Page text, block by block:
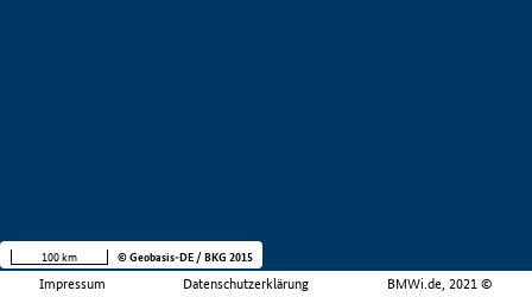
Impressum Datenschutzerklärung BMWi.de, 2021 ©
100 km © Geobasis-DE / BKG 2015